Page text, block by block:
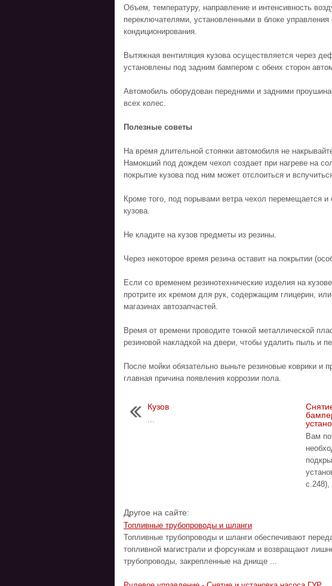
Объем, температуру, направление и интенсивность
переключателями, установленными в блоке
кондиционирования.
Вытяжная вентиляция кузова осуществляется через
установлены под задним бампером с обеих сторон
Автомобиль оборудован передними и задними
всех колес.
Полезные советы
На время длительной стоянки автомобиля не
Намокший под дождем чехол создает при нагреве на
покрытие кузова под ним может отслоиться и
Кроме того, под порывами ветра чехол перемещается и
кузова.
Не кладите на кузов предметы из резины.
Через некоторое время резина оставит на покрытии
Если со временем резинотехнические изделия на
протрите их кремом для рук, содержащим глицерин,
магазинах автозапчастей.
Время от времени проводите тонкой металлической
резиновой накладкой на двери, чтобы удалить пыль и
После мойки обязательно выньте резиновые коврики и
главная причина появления коррозии пола.
Кузов
...
Вам
с.248),
Другое на сайте:
Топливные трубопроводы и шланги
Топливные трубопроводы и шланги обеспечивают
топливной магистрали и форсункам и возвращают
трубопроводы, закрепленные на днище ...